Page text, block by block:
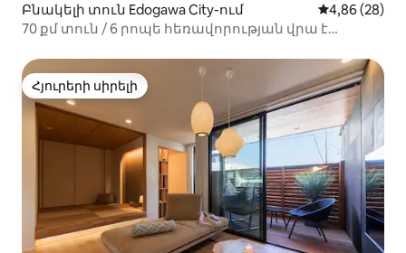
Բնակելի տուն Edogawa City-ում Միջին
4,86 (28)
70 քմ տուն / 6 րոպե հեռավորության վրա է
րոպե Դիսնեյ / օդանավակայանի ավտոբուսը
հարմար է (3 սենյակ)
Հյուրերի սիրելի
Հյուրերի սիրելի